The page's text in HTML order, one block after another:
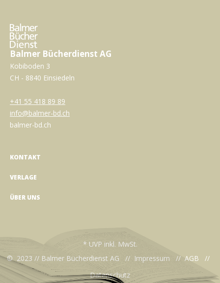
Balmer Bücherdienst AG
Kobiboden 3
CH - 8840 Einsiedeln
+41 55 418 89 89
info@balmer-bd.ch
balmer-bd.ch
KONTAKT
VERLAGE
ÜBER UNS
* UVP inkl. MwSt.
© 2023 // Balmer Bücherdienst AG // Impressum // AGB //
Datenschutz